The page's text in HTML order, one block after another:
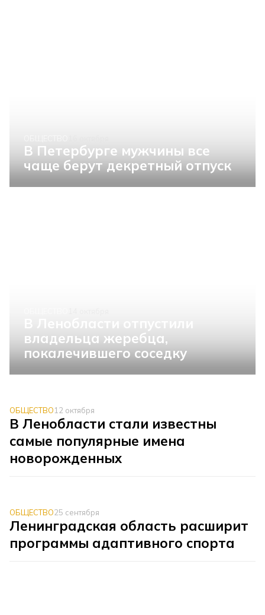
В Петербурге мужчины все
чаще берут декретный отпуск
владельца жеребца,
покалечившего соседку
ОБЩЕСТВО12 октября
В Ленобласти стали известны
самые популярные имена
новорожденных
ОБЩЕСТВО25 сентября
Ленинградская область расширит
программы адаптивного спорта